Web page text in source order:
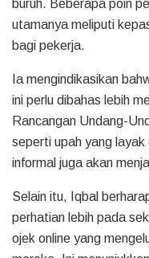
buruh. Beberapa poin
utamanya meliputi
bagi pekerja.
Ia mengindikasikan
ini perlu dibahas lebih
Rancangan Undang-
seperti upah yang layak
informal juga akan
Selain itu, Iqbal
perhatian lebih pada
ojek online yang